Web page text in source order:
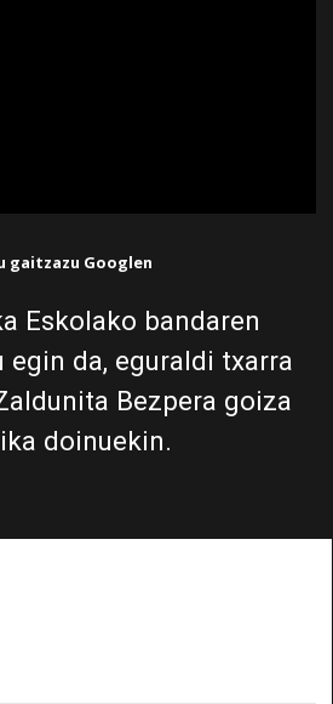
gaitzazu Googlen
Eskolako bandaren
egin da, eguraldi txarra
Bezpera goiza
doinuekin.